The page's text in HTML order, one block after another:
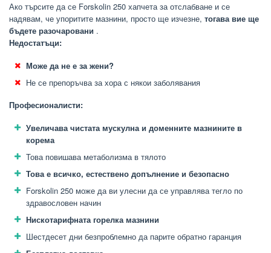
Ако търсите да се Forskolin 250 хапчета за отслабване и се
надявам, че упоритите мазнини, просто ще изчезне, тогава вие ще
бъдете разочаровани .
Недостатъци:
Може да не е за жени?
Не се препоръчва за хора с някои заболявания
Професионалисти:
Увеличава чистата мускулна и доменните мазнините в
корема
Това повишава метаболизма в тялото
Това е всичко, естествено допълнение и безопасно
Forskolin 250 може да ви улесни да се управлява тегло по
здравословен начин
Нискотарифната горелка мазнини
Шестдесет дни безпроблемно да парите обратно гаранция